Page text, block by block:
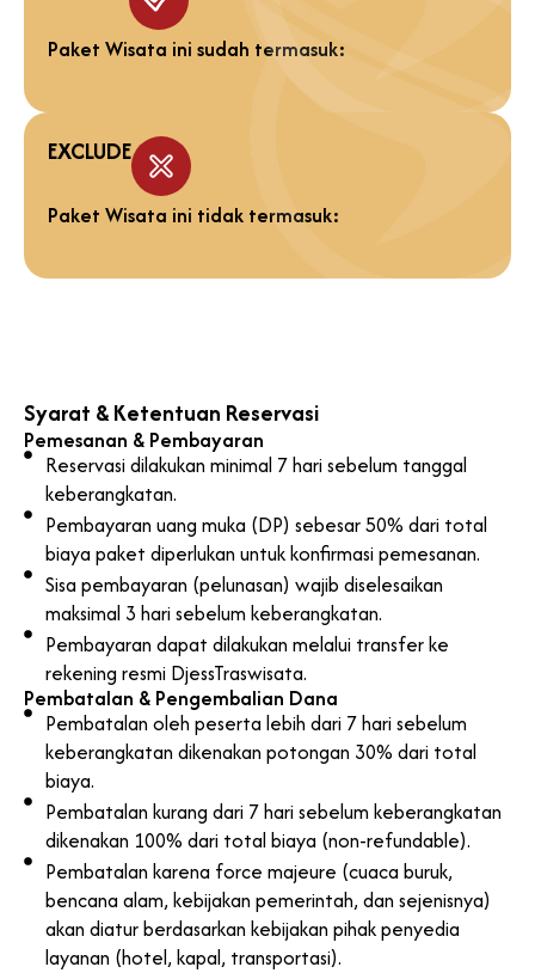
Paket Wisata ini sudah termasuk:
EXCLUDE
Paket Wisata ini tidak termasuk:
Syarat & Ketentuan Reservasi
Pemesanan & Pembayaran
Reservasi dilakukan minimal 7 hari sebelum tanggal
keberangkatan.
Pembayaran uang muka (DP) sebesar 50% dari total
biaya paket diperlukan untuk konfirmasi pemesanan.
Sisa pembayaran (pelunasan) wajib diselesaikan
maksimal 3 hari sebelum keberangkatan.
Pembayaran dapat dilakukan melalui transfer ke
rekening resmi DjessTraswisata.
Pembatalan & Pengembalian Dana
Pembatalan oleh peserta lebih dari 7 hari sebelum
keberangkatan dikenakan potongan 30% dari total
biaya.
Pembatalan kurang dari 7 hari sebelum keberangkatan
dikenakan 100% dari total biaya (non-refundable).
Pembatalan karena force majeure (cuaca buruk,
bencana alam, kebijakan pemerintah, dan sejenisnya)
akan diatur berdasarkan kebijakan pihak penyedia
layanan (hotel, kapal, transportasi).